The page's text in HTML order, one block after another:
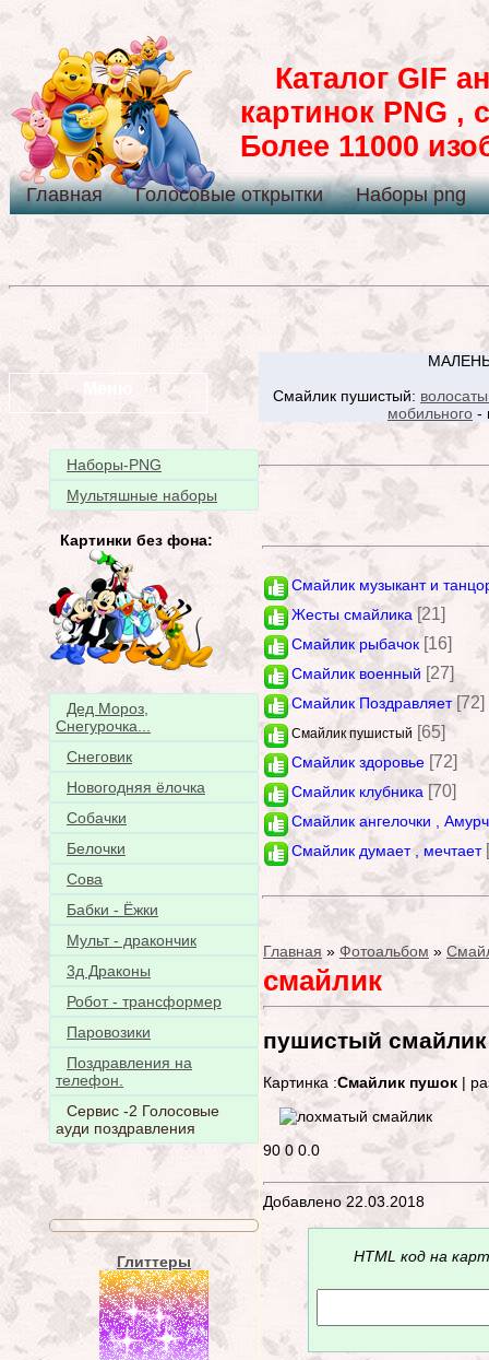
Каталог GIF
картинок PNG ,
Более 11000
Главная Голосовые открытки Наборы png
Наборы-PNG
Мультяшные наборы
Картинки без фона:
Дед Мороз,
Снегурочка...
Снеговик
Новогодняя ёлочка
Собачки
Белочки
Сова
Бабки - Ёжки
Мульт - дракончик
3д Драконы
Робот - трансформер
Паровозики
Поздравления на
телефон.
Сервис -2 Голосовые
ауди поздравления
Глиттеры
Смайлик пушистый:
мобильного -
Смайлик музыкант и
Жесты смайлика [21]
Смайлик рыбачок [16]
Смайлик военный [27]
Смайлик Поздравляет [72]
Смайлик пушистый [65]
Смайлик здоровье [72]
Смайлик клубника [70]
Смайлик ангелочки ,
Смайлик думает , мечтает
Главная » Фотоальбом »
смайлик
пушистый смайлик
Картинка :Смайлик пушок |
90 0 0.0
Добавлено 22.03.2018
HTML код на